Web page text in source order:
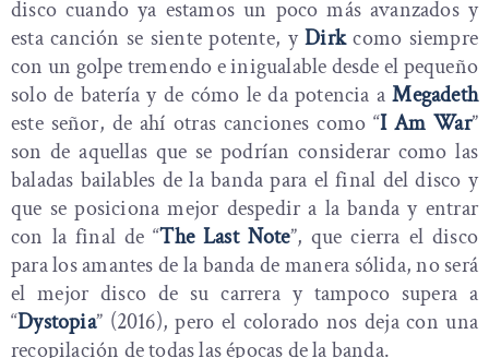
disco cuando ya estamos un poco más avanzados y
esta canción se siente potente, yDirkcomo siempre
con un golpe tremendo e inigualable desde el pequeño
solo de batería y de cómo le da potencia aMegadeth
este señor, de ahí otras canciones como “I Am War”
son de aquellas que se podrían considerar como las
baladas bailables de la banda para el final del disco y
que se posiciona mejor despedir a la banda y entrar
con la final de “The Last Note”, que cierra el disco
para los amantes de la banda de manera sólida, no será
el mejor disco de su carrera y tampoco supera a
“Dystopia” (2016), pero el colorado nos deja con una
recopilación de todas las épocas de la banda.